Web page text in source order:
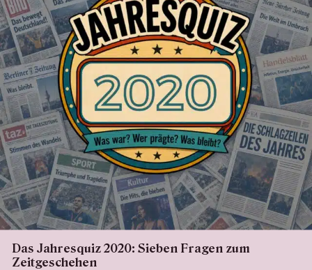
Das Jahresquiz 2020: Sieben Fragen zum
Zeitgeschehen